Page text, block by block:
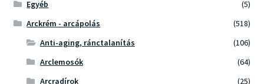
Egyéb
(5)
Arckrém - arcápolás
(518)
Anti-aging, ránctalanítás
(106)
Arclemosók
(64)
Arcradírok
(25)